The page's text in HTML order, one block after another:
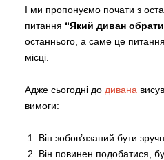
І ми пропонуємо почати з
питання “Який диван
останнього, а саме це
місці.
Адже сьогодні до дивана
вимоги:
Він зобов’язаний бути
Він повинен подобатися,